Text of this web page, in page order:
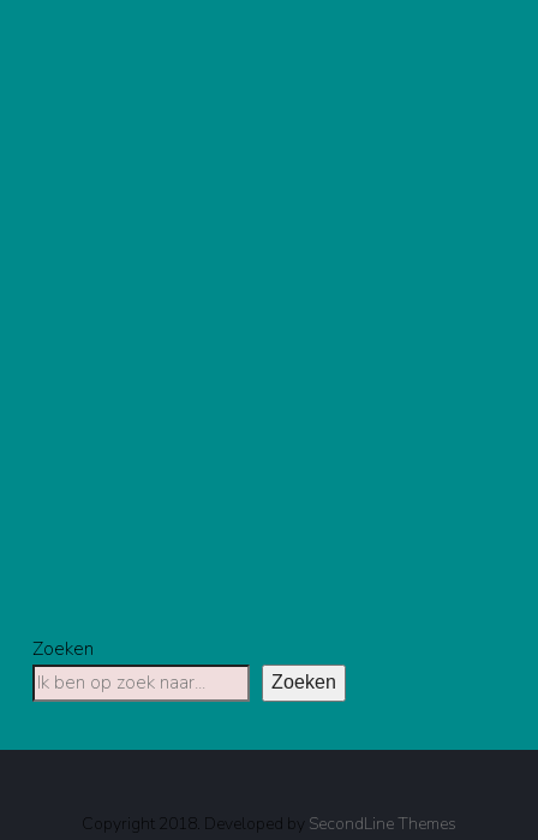
Zoeken
Zoeken
Copyright 2018. Developed by SecondLine Themes